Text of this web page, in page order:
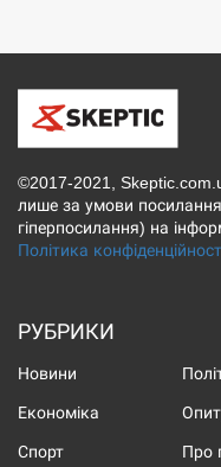
©2017-2021,
лише за умови
гіперпосилання) на
Політика
РУБРИКИ
Новини
Економіка
Спорт Про